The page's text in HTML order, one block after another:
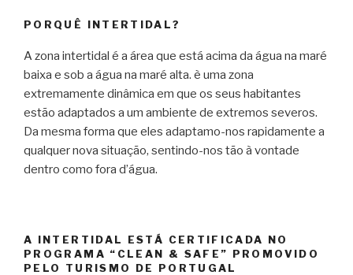
PORQUÊ INTERTIDAL?
A zona intertidal é a área que está acima da água na maré
baixa e sob a água na maré alta. è uma zona
extremamente dinâmica em que os seus habitantes
estão adaptados a um ambiente de extremos severos.
Da mesma forma que eles adaptamo-nos rapidamente a
qualquer nova situação, sentindo-nos tão à vontade
dentro como fora d’água.
A INTERTIDAL ESTÁ CERTIFICADA NO
PROGRAMA “CLEAN & SAFE” PROMOVIDO
PELO TURISMO DE PORTUGAL